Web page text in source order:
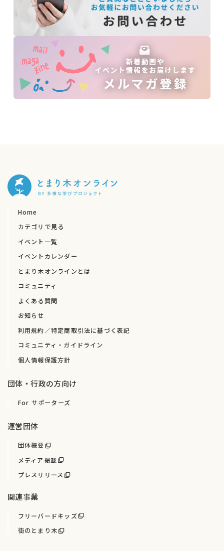
Home
カテゴリで見る
イベント一覧
イベントカレンダー
とまり木オンラインとは
コミュニティ
よくある質問
お知らせ
利用規約／特定商取引法に基づく表記
コミュニティ・ガイドライン
個人情報保護方針
団体・行政の方向け
For サポーターズ
運営団体
団体概要
メディア掲載
プレスリリース
関連事業
フリーバードキッズ
街のとまり木